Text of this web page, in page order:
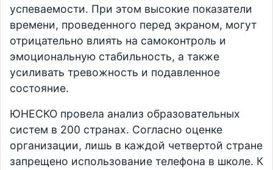
успеваемости. При этом высокие показатели
времени, проведенного перед экраном, могут
отрицательно влиять на самоконтроль и
эмоциональную стабильность, а также
усиливать тревожность и подавленное
состояние.
ЮНЕСКО провела анализ образовательных
систем в 200 странах. Согласно оценке
организации, лишь в каждой четвертой стране
запрещено использование телефона в школе. К